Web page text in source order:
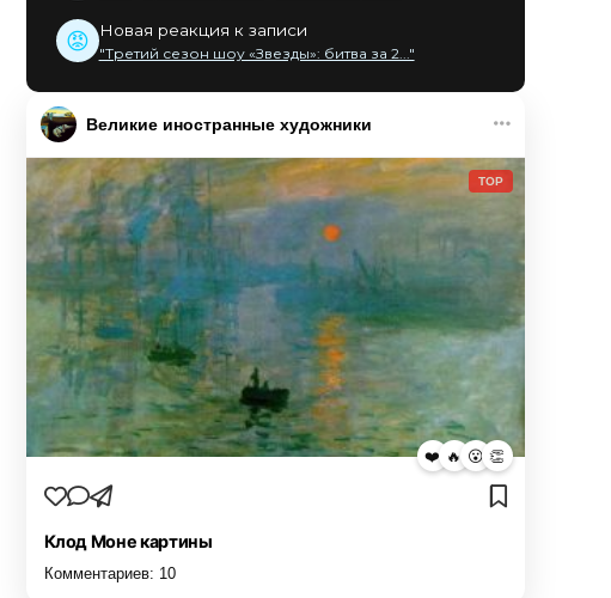
😡 Новая реакция к записи
"Третий сезон шоу «Звезды»: битва за 2..."
Великие иностранные художники
TOP
❤️ 🔥 😮 👏
Клод Моне картины
Комментариев: 10